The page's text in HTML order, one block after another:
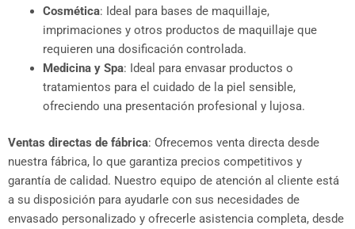
Cosmética: Ideal para bases de maquillaje,
imprimaciones y otros productos de maquillaje que
requieren una dosificación controlada.
Medicina y Spa: Ideal para envasar productos o
tratamientos para el cuidado de la piel sensible,
ofreciendo una presentación profesional y lujosa.
Ventas directas de fábrica: Ofrecemos venta directa desde
nuestra fábrica, lo que garantiza precios competitivos y
garantía de calidad. Nuestro equipo de atención al cliente está
a su disposición para ayudarle con sus necesidades de
envasado personalizado y ofrecerle asistencia completa, desde